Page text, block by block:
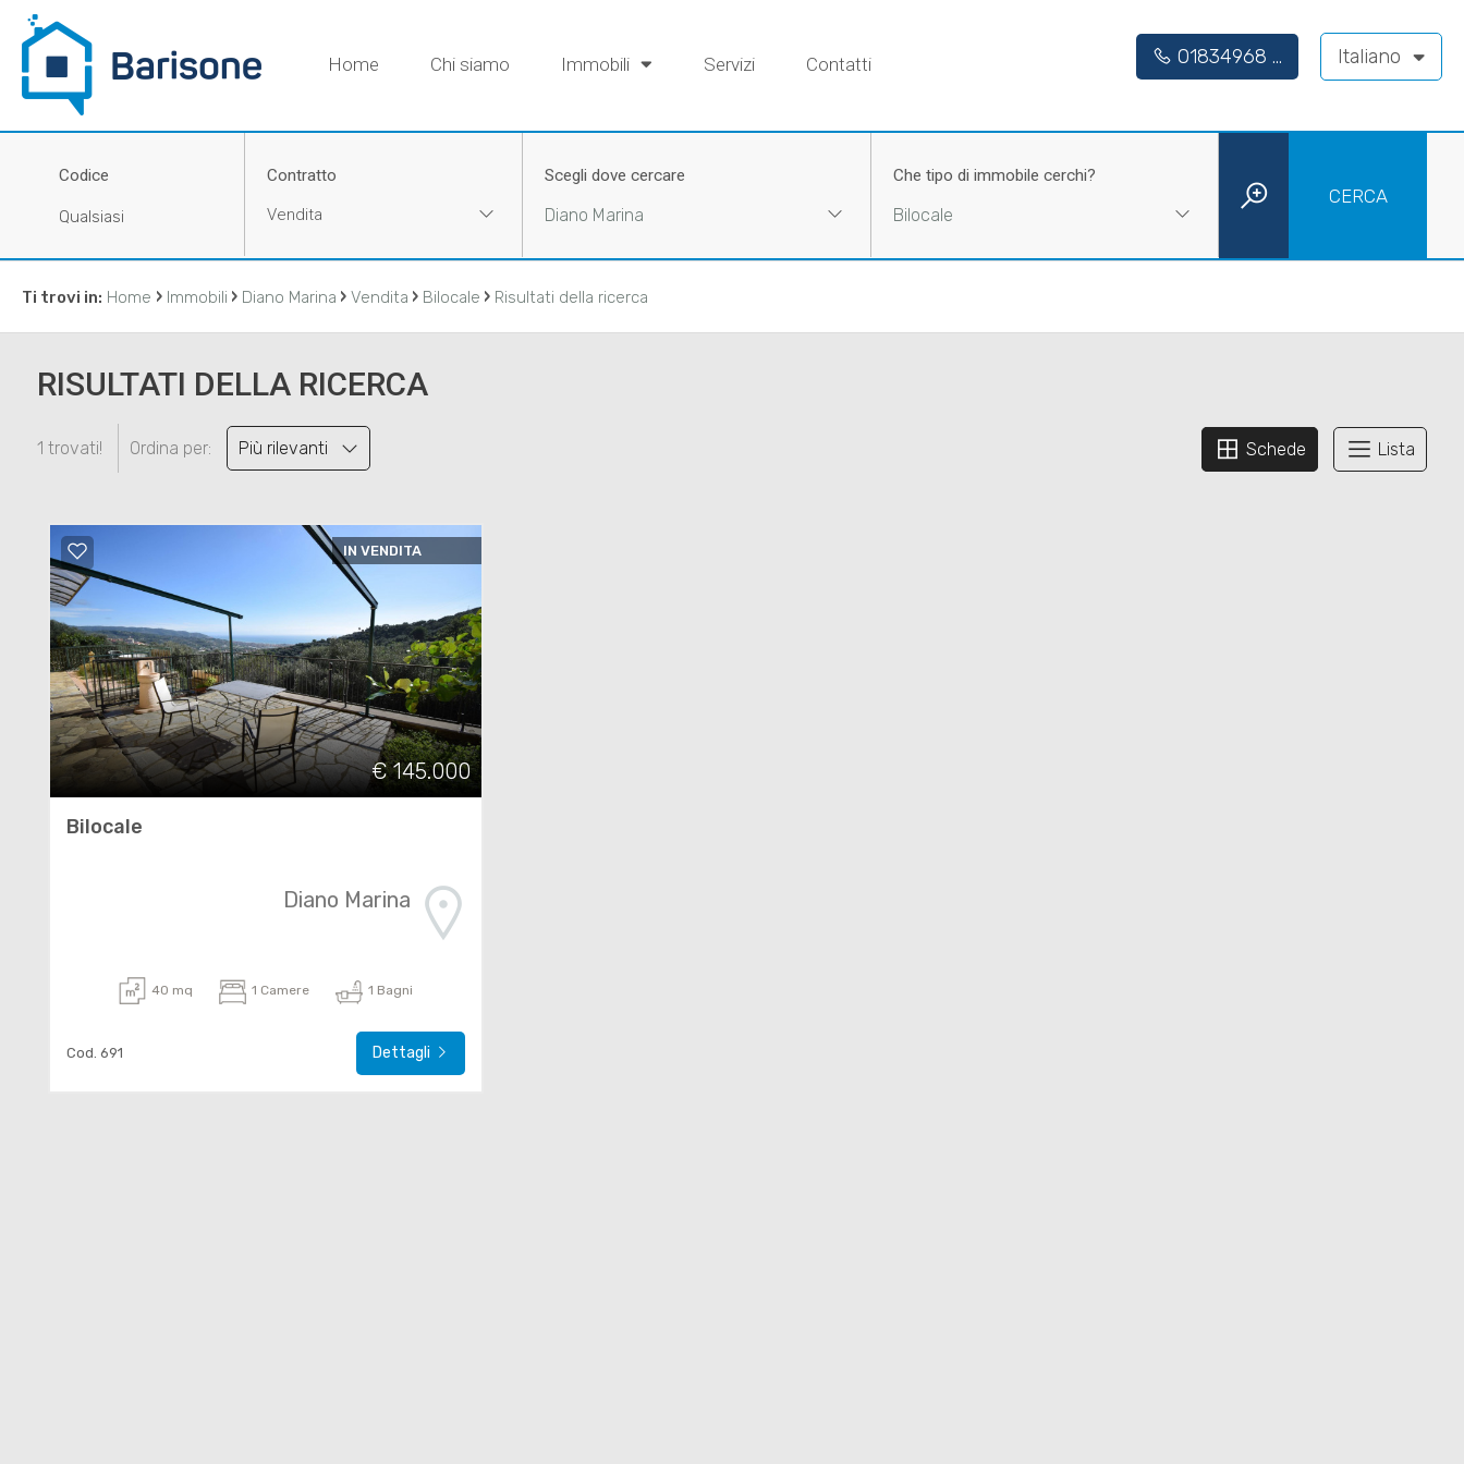
Home Chi siamo Immobili Servizi Contatti Italiano
01834968 ...
Codice
Contratto
Vendita
Scegli dove cercare
Diano Marina
Che tipo di immobile cerchi?
Bilocale
CERCA
Ti trovi in: Home › Immobili › Diano Marina › Vendita › Bilocale › Risultati della ricerca
RISULTATI DELLA RICERCA
1 trovati! Ordina per: Più rilevanti Schede Lista
IN VENDITA
€ 145.000
Bilocale
Diano Marina
40 mq 1 Camere 1 Bagni
Cod. 691 Dettagli